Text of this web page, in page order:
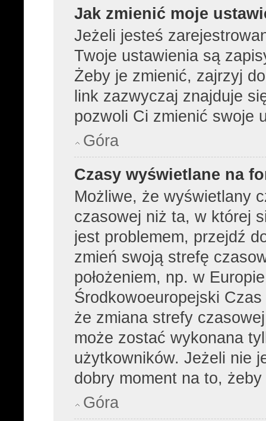
Jak zmienić moje
Jeżeli jesteś
Twoje ustawienia są
Żeby je zmienić, zajrzyj
link zazwyczaj znajduje
pozwoli Ci zmienić swoje
Góra
Czasy wyświetlane na
Możliwe, że wyświetlany
czasowej niż ta, w której
jest problemem, przejdź
zmień swoją strefę
położeniem, np. w
Środkowoeuropejski
że zmiana strefy
może zostać wykonana
użytkowników. Jeżeli nie
dobry moment na to,
Góra